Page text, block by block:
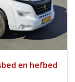
en hefbed